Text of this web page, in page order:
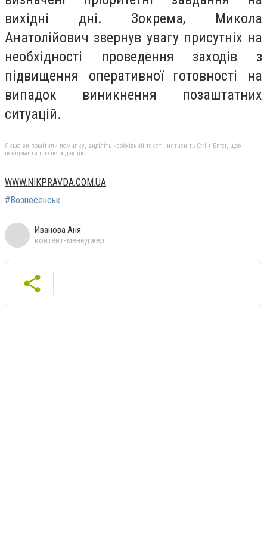
вихідні дні. Зокрема, Микола
Анатолійович звернув увагу присутніх на
необхідності проведення заходів з
підвищення оперативної готовності на
випадок виникнення позаштатних
ситуацій.
Якщо ви помітили помилку, виділіть необхідний текст і натисніть Ctrl + Enter, щоб
повідомити про це редакцію
WWW.NIKPRAVDA.COM.UA
#Вознесенськ
Иванова Аня
контент-менеджер